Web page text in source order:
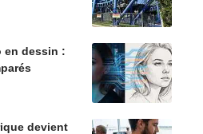
en dessin :
devient